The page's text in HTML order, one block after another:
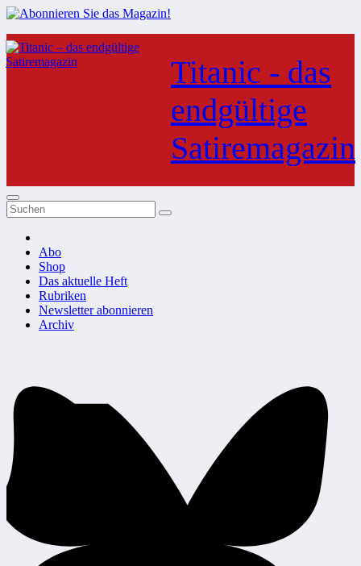
Zum
Inhalt
springen
Titanic - das
endgültige
Satiremagazin
Abo
Shop
Das aktuelle Heft
Rubriken
Newsletter abonnieren
Archiv